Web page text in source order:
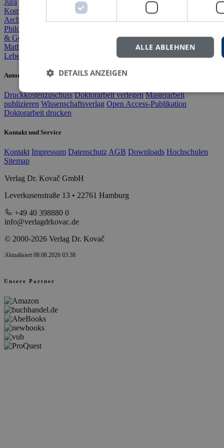
Kommunikation & Medien
Politik Geschichte
Archäologie & Altertum Kultur, Kunst & Musik
Philosophie
& Gesundheit
Mathematik & Naturwiss.
Technik & Ingenieurwesen
Lebenserinnerungen
Autorinnen und Autoren
Druckkostenzuschuss Doktorarbeit verlegen Masterarbeit
publizieren Wissenschaftsverlag Open Access-Publikation
Doktorarbeit drucken
Kontakt und Service
Kontakt Impressum Datenschutz AGB Downloads Hochschulen
Sitemap
Verlag Dr. Kovač GmbH
Leverkusenstraße 13 • 22761 Hamburg
+49 40 398880 0
info@verlagdrkovac.de
© 2000-2026 Verlag Dr. Kovač
Aktualisiert 08.08.2026 03:38
Unsere Partner
ALLE ABLEHNEN
DETAILS ANZEIGEN